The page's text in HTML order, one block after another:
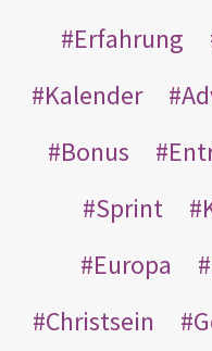
Erfahrung
Kalender
Bonus
Sprint
Europa
Christsein